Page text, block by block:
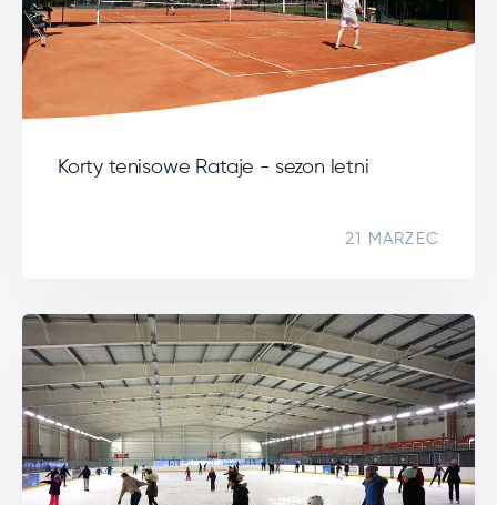
Korty tenisowe Rataje - sezon letni
21 MARZEC